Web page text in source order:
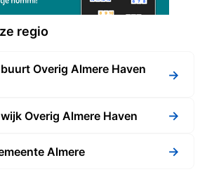
regio
Overig Almere Haven
→
Overig Almere Haven →
Almere →